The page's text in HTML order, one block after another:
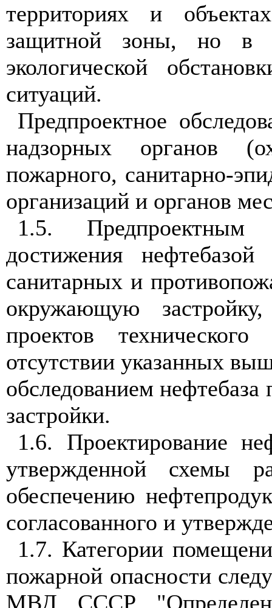
территориях и
защитной зоны, но в
экологической
ситуаций.
Предпроектное
надзорных органов
пожарного, санитарно-
организаций и органов
1.5. Предпроектным
достижения нефтебазой
санитарных и
окружающую
проектов
отсутствии указанных
обследованием
застройки.
1.6. Проектирование
утвержденной схемы
обеспечению
согласованного и
1.7. Категории
пожарной опасности
МВД СССР